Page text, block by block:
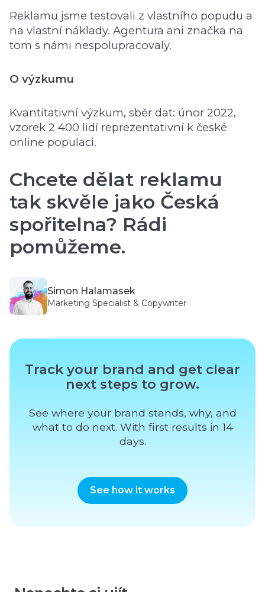
Simon Halamasek
Marketing Specialist & Copywriter
Reklamu jsme testovali z vlastního popudu a
na vlastní náklady. Agentura ani značka na
tom s námi nespolupracovaly.
O výzkumu
Kvantitativní výzkum, sběr dat: únor 2022,
vzorek 2 400 lidí reprezentativní k české
online populaci.
Chcete dělat reklamu
tak skvěle jako Česká
spořitelna? Rádi
pomůžeme.
Track your brand and get clear
next steps to grow.
See where your brand stands, why, and
what to do next. With first results in 14
days.
See how it works